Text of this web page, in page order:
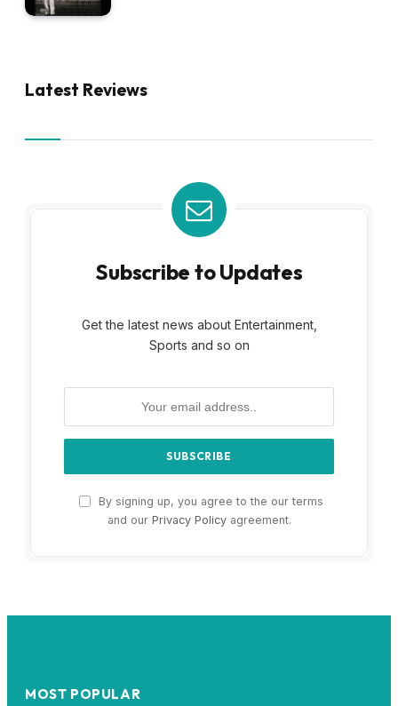
Latest Reviews
Subscribe to Updates
Get the latest news about Entertainment,
Sports and so on
By signing up, you agree to the our terms
and our Privacy Policyagreement.
MOST POPULAR